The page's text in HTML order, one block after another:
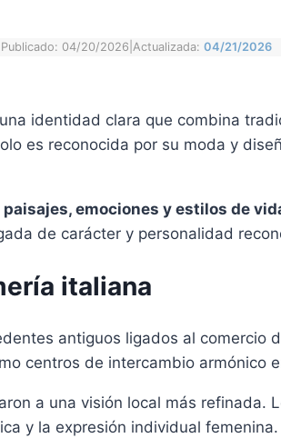
Publicado: 04/20/2026 Actualizada: 04/21/2026
identidad clara que combina
es reconocida por su moda y
emociones y estilos de
de carácter y personalidad
italiana
antiguos ligados al comercio
centros de intercambio armónico
a una visión local más refinada.
y la expresión individual femenina.